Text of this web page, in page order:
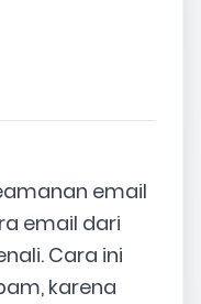
email
email dari
Cara ini
karena